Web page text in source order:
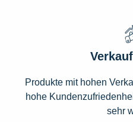
Produkte mit hohen
hohe
sehr